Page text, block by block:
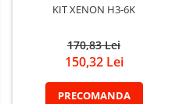
KIT XENON H3-6K
170,83 Lei
150,32 Lei
PRECOMANDA